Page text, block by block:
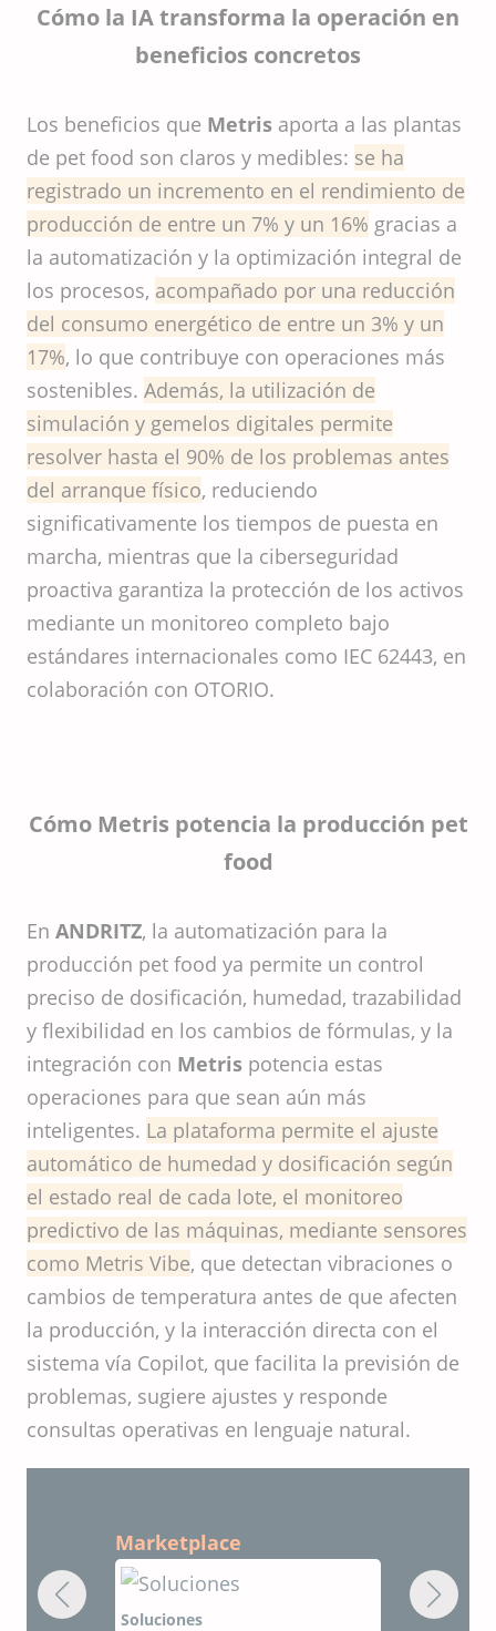
Cómo la IA transforma la operación en
beneficios concretos
Los beneficios que Metris aporta a las plantas
de pet food son claros y medibles: se ha
registrado un incremento en el rendimiento de
producción de entre un 7% y un 16% gracias a
la automatización y la optimización integral de
los procesos, acompañado por una reducción
del consumo energético de entre un 3% y un
17%, lo que contribuye con operaciones más
sostenibles. Además, la utilización de
simulación y gemelos digitales permite
resolver hasta el 90% de los problemas antes
del arranque físico, reduciendo
significativamente los tiempos de puesta en
marcha, mientras que la ciberseguridad
proactiva garantiza la protección de los activos
mediante un monitoreo completo bajo
estándares internacionales como IEC 62443, en
colaboración con OTORIO.
Cómo Metris potencia la producción pet
food
En ANDRITZ, la automatización para la
producción pet food ya permite un control
preciso de dosificación, humedad, trazabilidad
y flexibilidad en los cambios de fórmulas, y la
integración con Metris potencia estas
operaciones para que sean aún más
inteligentes. La plataforma permite el ajuste
automático de humedad y dosificación según
el estado real de cada lote, el monitoreo
predictivo de las máquinas, mediante sensores
como Metris Vibe, que detectan vibraciones o
cambios de temperatura antes de que afecten
la producción, y la interacción directa con el
sistema vía Copilot, que facilita la previsión de
problemas, sugiere ajustes y responde
consultas operativas en lenguaje natural.
Marketplace
Soluciones